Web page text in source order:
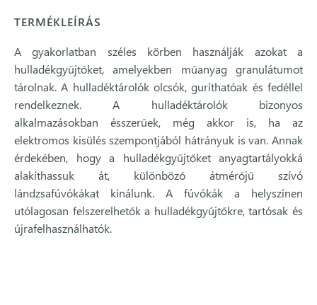
TERMÉKLEÍRÁS
A gyakorlatban széles körben használják azokat a
hulladékgyűjtőket, amelyekben műanyag granulátumot
tárolnak. A hulladéktárolók olcsók, guríthatóak és fedéllel
rendelkeznek. A hulladéktárolók bizonyos
alkalmazásokban ésszerűek, még akkor is, ha az
elektromos kisülés szempontjából hátrányuk is van. Annak
érdekében, hogy a hulladékgyűjtőket anyagtartályokká
alakíthassuk át, különböző átmérőjű szívó
lándzsafúvókákat kínálunk. A fúvókák a helyszínen
utólagosan felszerelhetők a hulladékgyűjtőkre, tartósak és
újrafelhasználhatók.